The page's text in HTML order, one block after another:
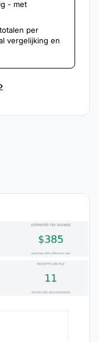
- met
per
vergelijking en
›